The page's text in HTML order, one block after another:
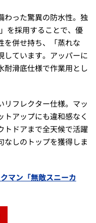
わった驚異の防水性。独
を採用することで、優
を併せ持ち、「蒸れな
しています。アッパーに
耐滑底仕様で作業用とし
リフレクター仕様。マッ
トアップにも違和感なく
トドアまで全天候で活躍
なしのトップを獲得しま
マン「無敵スニーカ